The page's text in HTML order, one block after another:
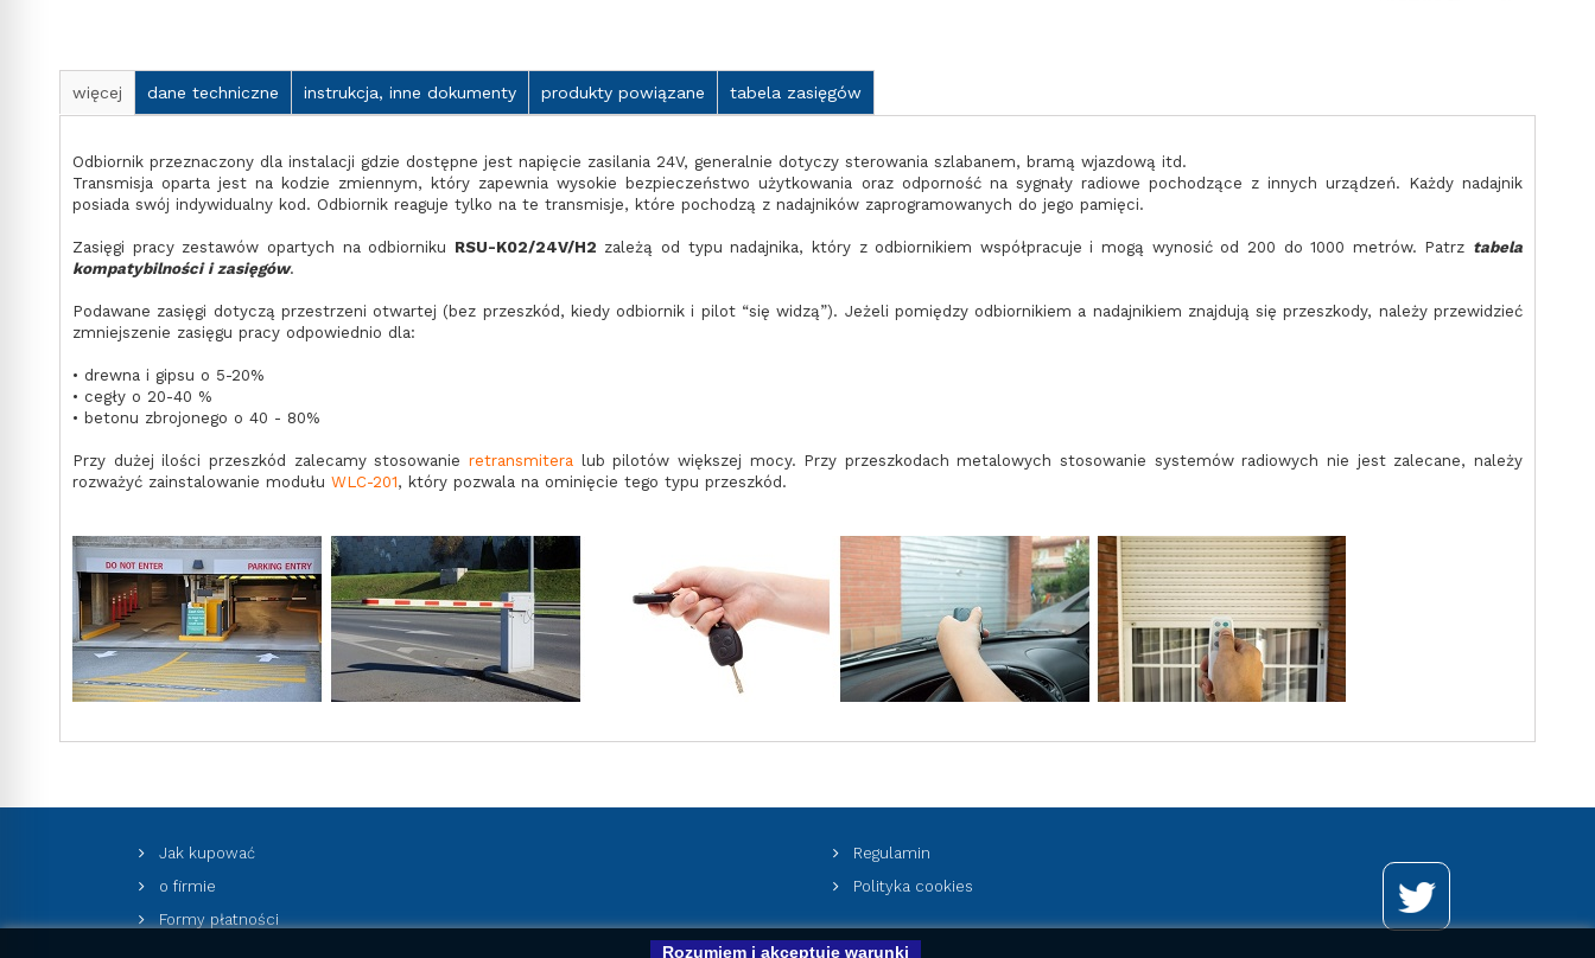
więcej dane techniczne instrukcja, inne dokumenty produkty powiązane tabela zasięgów
Odbiornik przeznaczony dla instalacji gdzie dostępne jest napięcie zasilania 24V, generalnie dotyczy sterowania szlabanem, bramą wjazdową itd.
Transmisja oparta jest na kodzie zmiennym, który zapewnia wysokie bezpieczeństwo użytkowania oraz odporność na sygnały radiowe pochodzące z innych urządzeń. Każdy nadajnik
posiada swój indywidualny kod. Odbiornik reaguje tylko na te transmisje, które pochodzą z nadajników zaprogramowanych do jego pamięci.
Zasięgi pracy zestawów opartych na odbiorniku RSU-K02/24V/H2 zależą od typu nadajnika, który z odbiornikiem współpracuje i mogą wynosić od 200 do 1000 metrów. Patrz tabela
kompatybilności i zasięgów.
Podawane zasięgi dotyczą przestrzeni otwartej (bez przeszkód, kiedy odbiornik i pilot “się widzą”). Jeżeli pomiędzy odbiornikiem a nadajnikiem znajdują się przeszkody, należy przewidzieć
zmniejszenie zasięgu pracy odpowiednio dla:
• drewna i gipsu o 5-20%
• cegły o 20-40 %
• betonu zbrojonego o 40 - 80%
Przy dużej ilości przeszkód zalecamy stosowanie retransmiteralub pilotów większej mocy. Przy przeszkodach metalowych stosowanie systemów radiowych nie jest zalecane, należy
rozważyć zainstalowanie modułu WLC-201, który pozwala na ominięcie tego typu przeszkód.
Jak kupować
o firmie
Formy płatności
Regulamin
Polityka cookies
Rozumiem i akceptuje warunki